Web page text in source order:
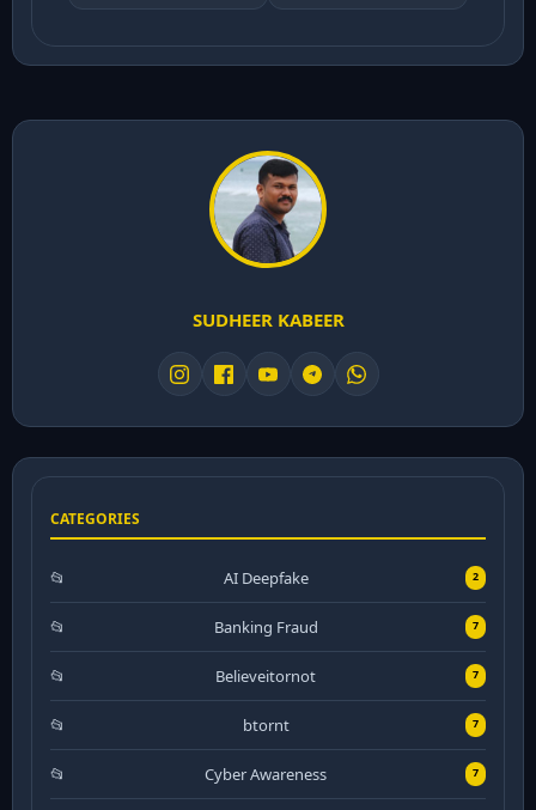
SUDHEER KABEER
CATEGORIES
AI Deepfake 2
Banking Fraud 7
Believeitornot 7
btornt 7
Cyber Awareness 7